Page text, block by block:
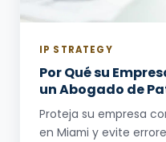
IP STRATEGY
Por Qué su
un Abogado de
Proteja su empresa
en Miami y evite